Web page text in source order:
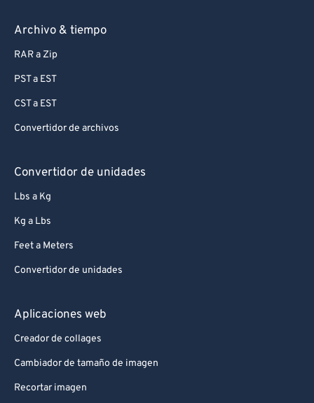
Archivo & tiempo
RAR a Zip
PST a EST
CST a EST
Convertidor de archivos
Convertidor de unidades
Lbs a Kg
Kg a Lbs
Feet a Meters
Convertidor de unidades
Aplicaciones web
Creador de collages
Cambiador de tamaño de imagen
Recortar imagen